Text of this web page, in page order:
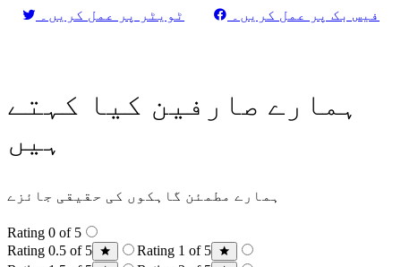
ٹویٹر پر عمل کریں۔
فیس بک پر عمل کریں۔
ہمارے صارفین کیا کہتے
ہیں
ہمارے مطمئن گاہکوں کی حقیقی جائزے
Rating 0 of 5
Rating 0.5 of 5
Rating 1 of 5